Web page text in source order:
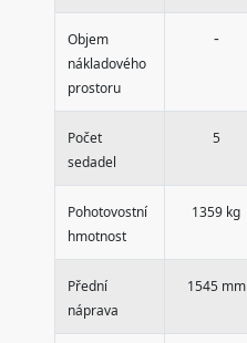
Objem
nákladového
prostoru
-
Počet
sedadel
5
Pohotovostní
hmotnost
1359 kg
Přední
náprava
1545 mm